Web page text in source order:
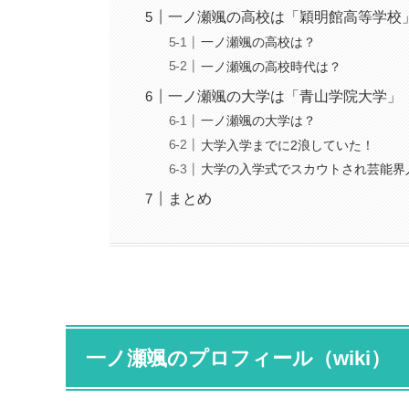
一ノ瀬颯の高校は「穎明館高等学校」
一ノ瀬颯の高校は？
一ノ瀬颯の高校時代は？
一ノ瀬颯の大学は「青山学院大学」
一ノ瀬颯の大学は？
大学入学までに2浪していた！
大学の入学式でスカウトされ芸能界
まとめ
一ノ瀬颯のプロフィール（wiki）